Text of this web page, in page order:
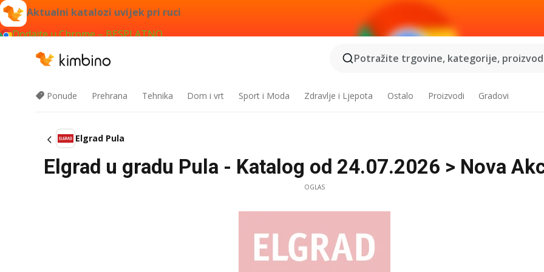
Aktualni katalozi uvijek pri ruci
Dodajte u Chrome – BESPLATNO
Potražite trgovine, kategorije,
Ponude Prehrana Tehnika Dom i vrt Sport i Moda Zdravlje i Ljepota Ostalo Proizvodi Gradovi
Elgrad Pula
Elgrad u gradu Pula - Katalog od 24.07.2026 > Nova
OGLAS